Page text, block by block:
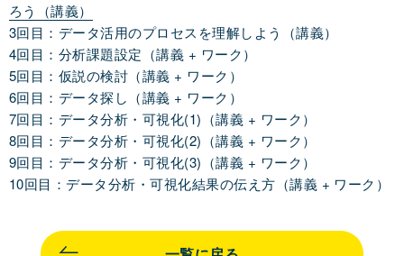
ろう（講義）
3回目：データ活用のプロセスを理解しよう（講義）
4回目：分析課題設定（講義 + ワーク）
5回目：仮説の検討（講義 + ワーク）
6回目：データ探し（講義 + ワーク）
7回目：データ分析・可視化(1)（講義 + ワーク）
8回目：データ分析・可視化(2)（講義 + ワーク）
9回目：データ分析・可視化(3)（講義 + ワーク）
10回目：データ分析・可視化結果の伝え方（講義 + ワーク）